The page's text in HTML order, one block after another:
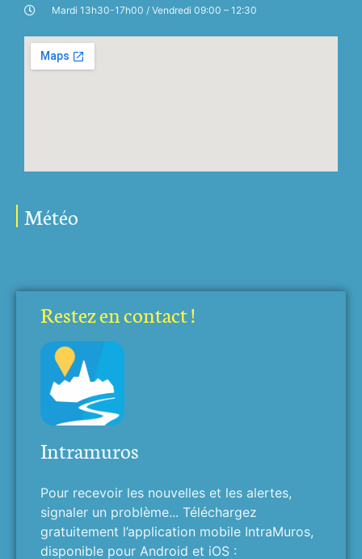
Mardi 13h30-17h00 / Vendredi 09:00 – 12:30
Météo
Restez en contact !
Intramuros
Pour recevoir les nouvelles et les alertes,
signaler un problème... Téléchargez
gratuitement l’application mobile IntraMuros,
disponible pour Android et iOS :